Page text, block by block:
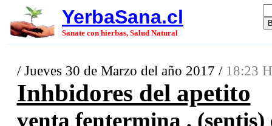
YerbaSana.cl
Sanate con hierbas, Salud Natural
/ Jueves 30 de Marzo del año 2017 / 18:23
Inhbidores del apetito
venta fentermina ,